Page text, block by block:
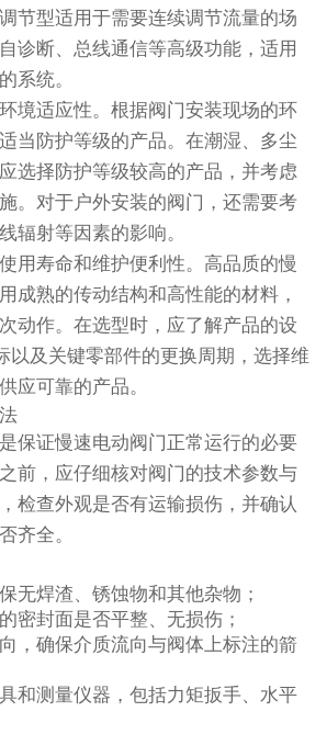
节型适用于需要连续调节流量的场
诊断、总线通信等高级功能，适用
系统。
境适应性。根据阀门安装现场的环
当防护等级的产品。在潮湿、多尘
选择防护等级较高的产品，并考虑
。对于户外安装的阀门，还需要考
辐射等因素的影响。
用寿命和维护便利性。高品质的慢
成熟的传动结构和高性能的材料，
动作。在选型时，应了解产品的设
以及关键零部件的更换周期，选择维
应可靠的产品。
保证慢速电动阀门正常运行的必要
前，应仔细核对阀门的技术参数与
检查外观是否有运输损伤，并确认
齐全。
无焊渣、锈蚀物和其他杂物；
密封面是否平整、无损伤；
，确保介质流向与阀体上标注的箭
和测量仪器，包括力矩扳手、水平